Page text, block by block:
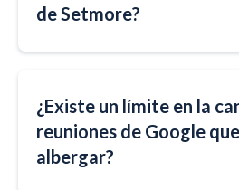
de Setmore?
¿Existe un límite en la
reuniones de Google
albergar?